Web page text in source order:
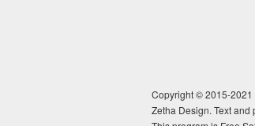
Copyright © 2015-2021
Zetha Design. Text and